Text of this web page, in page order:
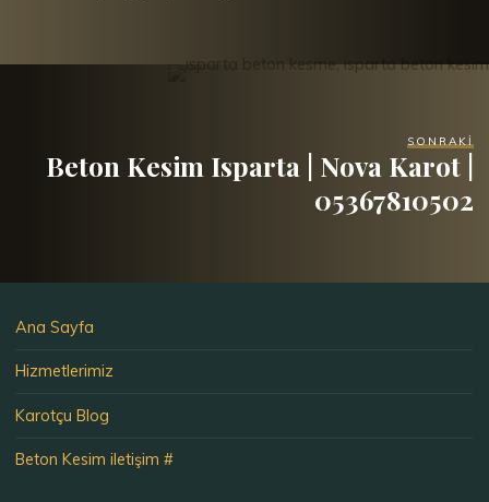
SONRAKI
Beton Kesim Isparta | Nova Karot |
05367810502
Ana Sayfa
Hizmetlerimiz
Karotçu Blog
Beton Kesim iletişim #